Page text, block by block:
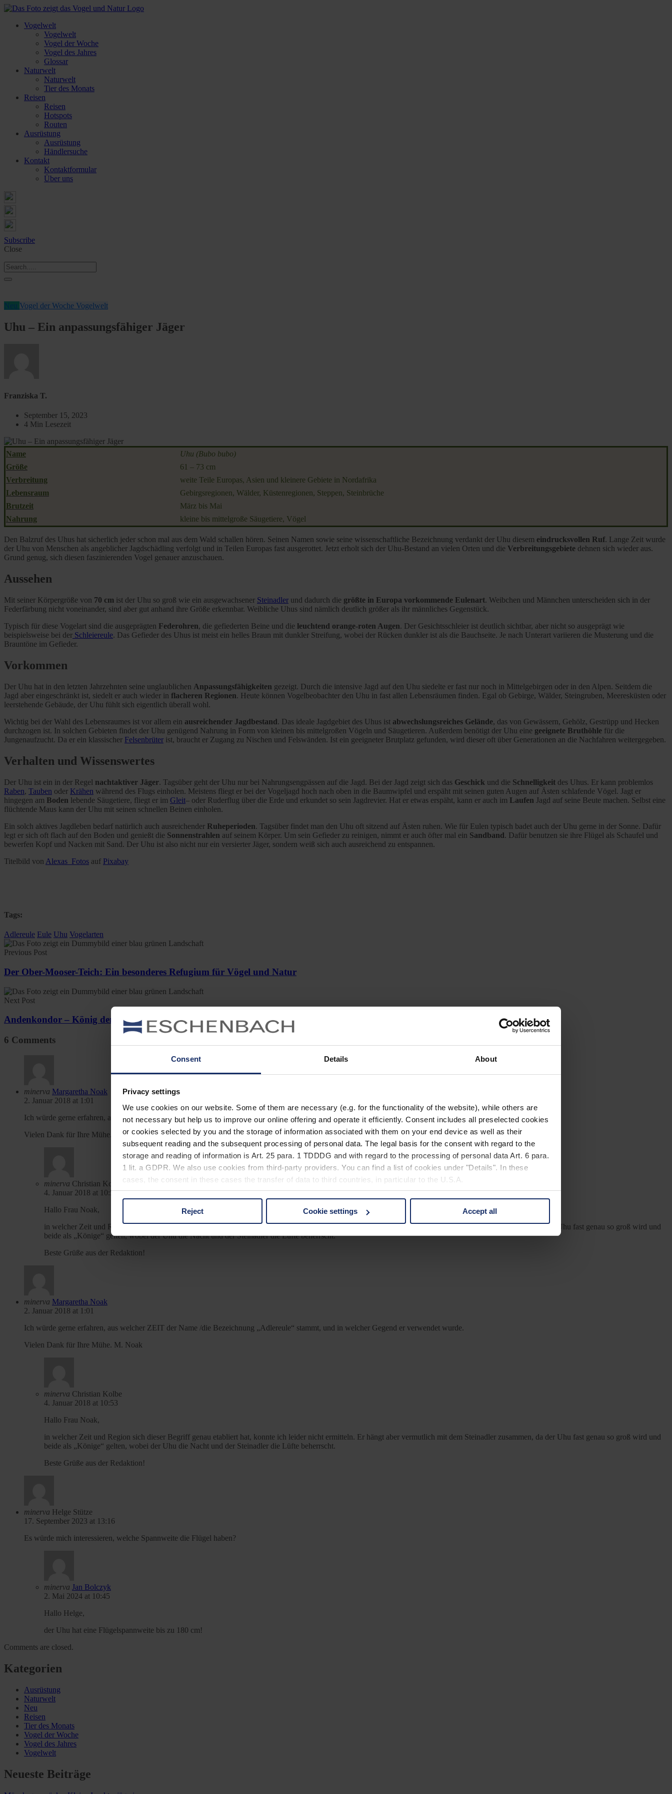
Consent Details About
Privacy settings
We use cookies on our website. Some of them are necessary (e.g. for the functionality of the website), while others are
not necessary but help us to improve our online offering and operate it efficiently. Consent includes all preselected cookies
or cookies selected by you and the storage of information associated with them on your end device as well as their
subsequent reading and the subsequent processing of personal data. The legal basis for the consent with regard to the
storage and reading of information is Art. 25 para. 1 TDDDG and with regard to the processing of personal data Art. 6 para.
1 lit. a GDPR. We also use cookies from third-party providers. You can find a list of cookies under "Details". In these
cases, the consent in these cases the transfer of data to third countries, in particular to the U.S.A.
You can consent to the use of non-essential cookies by clicking on the "Accept all" button or change your mind by clicking
footer of our website).
Reject Cookie settings Accept all
Vogelwelt
Vogelwelt
Vogel der Woche
Vogel des Jahres
Glossar
Naturwelt
Naturwelt
Tier des Monats
Reisen
Reisen
Hotspots
Routen
Ausrüstung
Ausrüstung
Händlersuche
Kontakt
Kontaktformular
Über uns
Subscribe
Close
Vogel der Woche Vogelwelt
Uhu – Ein anpassungsfähiger Jäger
Franziska T.
September 15, 2023
4 Min Lesezeit
Name
Uhu (Bubo bubo)
Größe
61 – 73 cm
Verbreitung
weite Teile Europas, Asien und kleinere Gebiete in Nordafrika
Lebensraum
Gebirgsregionen, Wälder, Küstenregionen, Steppen, Steinbrüche
Brutzeit
März bis Mai
Nahrung
kleine bis mittelgroße Säugetiere, Vögel
Den Balzruf des Uhus hat sicherlich jeder schon mal aus dem Wald schallen hören. Seinen Namen sowie seine wissenschaftliche Bezeichnung verdankt der Uhu diesem eindrucksvollen Ruf. Lange Zeit wurde
der Uhu von Menschen als angeblicher Jagdschädling verfolgt und in Teilen Europas fast ausgerottet. Jetzt erholt sich der Uhu-Bestand an vielen Orten und die Verbreitungsgebiete dehnen sich wieder aus.
Grund genug, sich diesen faszinierenden Vogel genauer anzuschauen.
Aussehen
Mit seiner Körpergröße von 70 cm ist der Uhu so groß wie ein ausgewachsener Steinadler und dadurch die größte in Europa vorkommende Eulenart. Weibchen und Männchen unterscheiden sich in der
Federfärbung nicht voneinander, sind aber gut anhand ihre Größe erkennbar. Weibliche Uhus sind nämlich deutlich größer als ihr männliches Gegenstück.
Typisch für diese Vogelart sind die ausgeprägten Federohren, die gefiederten Beine und die leuchtend orange-roten Augen. Der Gesichtsschleier ist deutlich sichtbar, aber nicht so ausgeprägt wie
beispielsweise bei der Schleiereule. Das Gefieder des Uhus ist meist ein helles Braun mit dunkler Streifung, wobei der Rücken dunkler ist als die Bauchseite. Je nach Unterart variieren die Musterung und die
Brauntöne im Gefieder.
Vorkommen
Der Uhu hat in den letzten Jahrzehnten seine unglaublichen Anpassungsfähigkeiten gezeigt. Durch die intensive Jagd auf den Uhu siedelte er fast nur noch in Mittelgebirgen oder in den Alpen. Seitdem die
Jagd aber eingeschränkt ist, siedelt er auch wieder in flacheren Regionen. Heute können Vogelbeobachter den Uhu in fast allen Lebensräumen finden. Egal ob Gebirge, Wälder, Steingruben, Meeresküsten oder
leerstehende Gebäude, der Uhu fühlt sich eigentlich überall wohl.
Wichtig bei der Wahl des Lebensraumes ist vor allem ein ausreichender Jagdbestand. Das ideale Jagdgebiet des Uhus ist abwechslungsreiches Gelände, das von Gewässern, Gehölz, Gestrüpp und Hecken
durchzogen ist. In solchen Gebieten findet der Uhu genügend Nahrung in Form von kleinen bis mittelgroßen Vögeln und Säugetieren. Außerdem benötigt der Uhu eine geeignete Bruthöhle für die
Jungenaufzucht. Da er ein klassischer Felsenbrüter ist, braucht er Zugang zu Nischen und Felswänden. Ist ein geeigneter Brutplatz gefunden, wird dieser oft über Generationen an die Nachfahren weitergegeben.
Verhalten und Wissenswertes
Der Uhu ist ein in der Regel nachtaktiver Jäger. Tagsüber geht der Uhu nur bei Nahrungsengpässen auf die Jagd. Bei der Jagd zeigt sich das Geschick und die Schnelligkeit des Uhus. Er kann problemlos
Raben, Tauben oder Krähen während des Flugs einholen. Meistens fliegt er bei der Vogeljagd hoch nach oben in die Baumwipfel und erspäht mit seinen guten Augen auf Ästen schlafende Vögel. Jagt er
hingegen am Boden lebende Säugetiere, fliegt er im Gleit– oder Ruderflug über die Erde und erkundet so sein Jagdrevier. Hat er etwas erspäht, kann er auch im Laufen Jagd auf seine Beute machen. Selbst eine
flüchtende Maus kann der Uhu mit seinen schnellen Beinen einholen.
Ein solch aktives Jagdleben bedarf natürlich auch ausreichender Ruheperioden. Tagsüber findet man den Uhu oft sitzend auf Ästen ruhen. Wie für Eulen typisch badet auch der Uhu gerne in der Sonne. Dafür
legt er sich oft flach auf den Boden und genießt die Sonnenstrahlen auf seinem Körper. Um sein Gefieder zu reinigen, nimmt er auch öfter mal ein Sandband. Dafür benutzen sie ihre Flügel als Schaufel und
bewerfen Kopf und Nacken mit Sand. Der Uhu ist also nicht nur ein versierter Jäger, sondern weiß sich auch ausreichend zu entspannen.
Titelbild von Alexas_Fotos auf Pixabay
Tags:
Adlereule Eule Uhu Vogelarten
Previous Post
Der Ober-Mooser-Teich: Ein besonderes Refugium für Vögel und Natur
Next Post
Andenkondor – König der Anden
6 Comments
minerva Margaretha Noak
2. Januar 2018 at 1:01
Ich würde gerne erfahren, aus welcher ZEIT der Name /die Bezeichnung „Adlereule“ stammt, und in welcher Gegend er verwendet wurde.
Vielen Dank für Ihre Mühe. M. Noak
minerva Christian Kolbe
4. Januar 2018 at 10:53
Hallo Frau Noak,
in welcher Zeit und Region sich dieser Begriff genau etabliert hat, konnte ich leider nicht ermitteln. Er hängt aber vermutlich mit dem Steinadler zusammen, da der Uhu fast genau so groß wird und
beide als „Könige“ gelten, wobei der Uhu die Nacht und der Steinadler die Lüfte beherrscht.
Beste Grüße aus der Redaktion!
minerva Margaretha Noak
2. Januar 2018 at 1:01
Ich würde gerne erfahren, aus welcher ZEIT der Name /die Bezeichnung „Adlereule“ stammt, und in welcher Gegend er verwendet wurde.
Vielen Dank für Ihre Mühe. M. Noak
minerva Christian Kolbe
4. Januar 2018 at 10:53
Hallo Frau Noak,
in welcher Zeit und Region sich dieser Begriff genau etabliert hat, konnte ich leider nicht ermitteln. Er hängt aber vermutlich mit dem Steinadler zusammen, da der Uhu fast genau so groß wird und
beide als „Könige“ gelten, wobei der Uhu die Nacht und der Steinadler die Lüfte beherrscht.
Beste Grüße aus der Redaktion!
minerva Helge Stütze
17. September 2023 at 13:16
Es würde mich interessieren, welche Spannweite die Flügel haben?
minerva Jan Bolczyk
2. Mai 2024 at 10:45
Hallo Helge,
der Uhu hat eine Flügelspannweite bis zu 180 cm!
Comments are closed.
Kategorien
Ausrüstung
Naturwelt
Neu
Reisen
Tier des Monats
Vogel der Woche
Vogel des Jahres
Vogelwelt
Neueste Beiträge